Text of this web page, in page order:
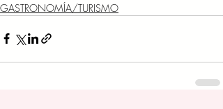
GASTRONOMÍA/TURISMO